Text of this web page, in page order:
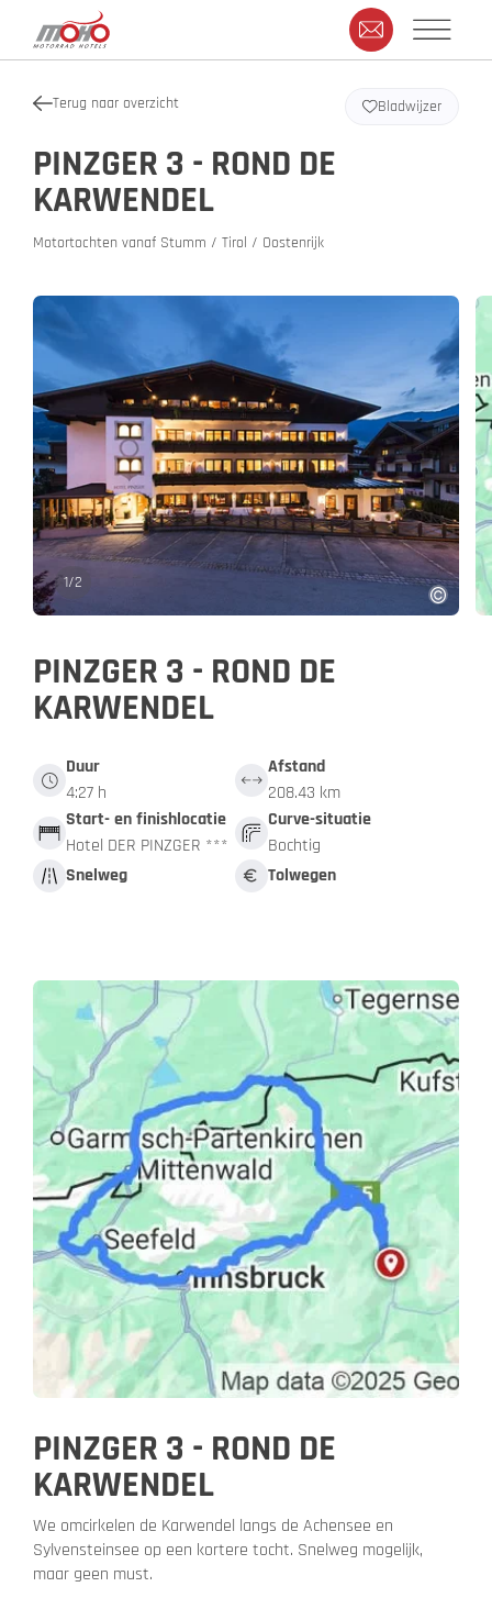
Terug naar overzicht
PINZGER 3 - ROND DE
KARWENDEL
Motortochten vanaf Stumm / Tirol / Oostenrijk
Bladwijzer
1/2
PINZGER 3 - ROND DE
KARWENDEL
Duur
4:27 h
Afstand
208.43 km
Start- en finishlocatie
Hotel DER PINZGER ***
Curve-situatie
Bochtig
Snelweg
Tolwegen
PINZGER 3 - ROND DE
KARWENDEL
We omcirkelen de Karwendel langs de Achensee en
Sylvensteinsee op een kortere tocht. Snelweg mogelijk,
maar geen must.